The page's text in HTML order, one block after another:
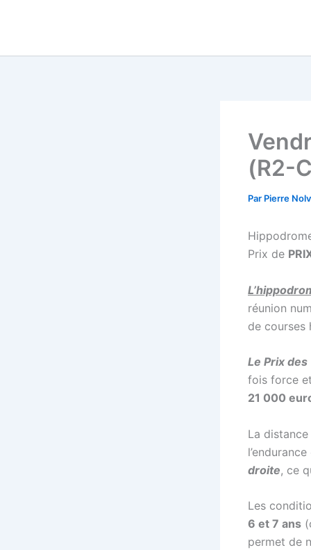
(R2-
Par Pierre
Prix de
réunion
de courses
Le Prix
fois force
21 000
La
droite, ce
Les
6 et 7 ans
permet de